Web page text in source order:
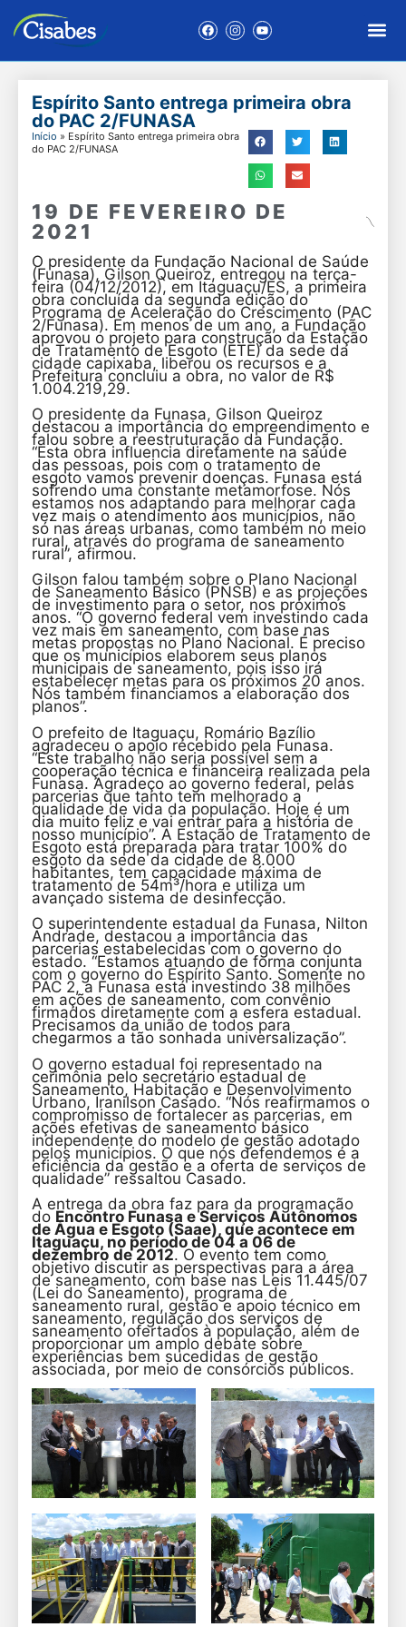
Espírito Santo entrega primeira obra
do PAC 2/FUNASA
Início » Espírito Santo entrega primeira obra
do PAC 2/FUNASA
19 DE FEVEREIRO DE
2021
O presidente da Fundação Nacional de Saúde
(Funasa), Gilson Queiroz, entregou na terça-
feira (04/12/2012), em Itaguaçu/ES, a primeira
obra concluída da segunda edição do
Programa de Aceleração do Crescimento (PAC
2/Funasa). Em menos de um ano, a Fundação
aprovou o projeto para construção da Estação
de Tratamento de Esgoto (ETE) da sede da
cidade capixaba, liberou os recursos e a
Prefeitura concluiu a obra, no valor de R$
1.004.219,29.
O presidente da Funasa, Gilson Queiroz
destacou a importância do empreendimento e
falou sobre a reestruturação da Fundação.
“Esta obra influencia diretamente na saúde
das pessoas, pois com o tratamento de
esgoto vamos prevenir doenças. Funasa está
sofrendo uma constante metamorfose. Nós
estamos nos adaptando para melhorar cada
vez mais o atendimento aos municípios, não
só nas áreas urbanas, como também no meio
rural, através do programa de saneamento
rural”, afirmou.
Gilson falou também sobre o Plano Nacional
de Saneamento Básico (PNSB) e as projeções
de investimento para o setor, nos próximos
anos. “O governo federal vem investindo cada
vez mais em saneamento, com base nas
metas propostas no Plano Nacional. É preciso
que os municípios elaborem seus planos
municipais de saneamento, pois isso irá
estabelecer metas para os próximos 20 anos.
Nós também financiamos a elaboração dos
planos”.
O prefeito de Itaguaçu, Romário Bazílio
agradeceu o apoio recebido pela Funasa.
“Este trabalho não seria possível sem a
cooperação técnica e financeira realizada pela
Funasa. Agradeço ao governo federal, pelas
parcerias que tanto tem melhorado a
qualidade de vida da população. Hoje é um
dia muito feliz e vai entrar para a história de
nosso município”. A Estação de Tratamento de
Esgoto está preparada para tratar 100% do
esgoto da sede da cidade de 8.000
habitantes, tem capacidade máxima de
tratamento de 54m³/hora e utiliza um
avançado sistema de desinfecção.
O superintendente estadual da Funasa, Nilton
Andrade, destacou a importância das
parcerias estabelecidas com o governo do
estado. “Estamos atuando de forma conjunta
com o governo do Espírito Santo. Somente no
PAC 2, a Funasa está investindo 38 milhões
em ações de saneamento, com convênio
firmados diretamente com a esfera estadual.
Precisamos da união de todos para
chegarmos a tão sonhada universalização”.
O governo estadual foi representado na
cerimônia pelo secretário estadual de
Saneamento, Habitação e Desenvolvimento
Urbano, Iranilson Casado. “Nós reafirmamos o
compromisso de fortalecer as parcerias, em
ações efetivas de saneamento básico
independente do modelo de gestão adotado
pelos municípios. O que nós defendemos é a
eficiência da gestão e a oferta de serviços de
qualidade” ressaltou Casado.
A entrega da obra faz para da programação
do Encontro Funasa e Serviços Autônomos
de Água e Esgoto (Saae), que acontece em
Itaguaçu, no período de 04 a 06 de
dezembro de 2012. O evento tem como
objetivo discutir as perspectivas para a área
de saneamento, com base nas Leis 11.445/07
(Lei do Saneamento), programa de
saneamento rural, gestão e apoio técnico em
saneamento, regulação dos serviços de
saneamento ofertados à população, além de
proporcionar um amplo debate sobre
experiências bem sucedidas de gestão
associada, por meio de consórcios públicos.